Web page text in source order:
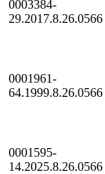
0003384-
29.2017.8.26.0566
0001961-
64.1999.8.26.0566
0001595-
14.2025.8.26.0566